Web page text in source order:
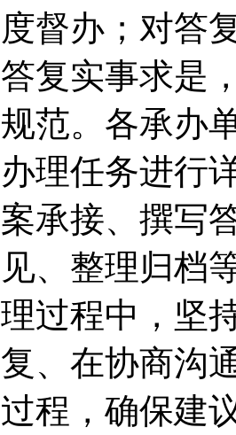
度督办；对答
答复实事求是
规范。各承办
办理任务进行
案承接、撰写
见、整理归档
理过程中，坚
复、在协商沟
过程，确保建